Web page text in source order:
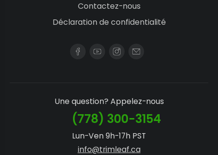
Contactez-nous
Déclaration de confidentialité
Une question? Appelez-nous
(778) 300-3154
Lun-Ven 9h-17h PST
info@trimleaf.ca